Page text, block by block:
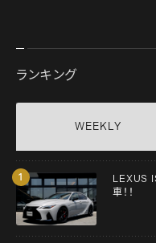
ランキング
WEEKLY
LEXUS
車！！